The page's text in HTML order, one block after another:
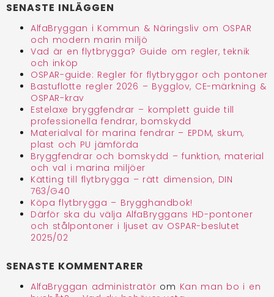
SENASTE INLÄGGEN
AlfaBryggan i Kommun & Näringsliv om OSPAR
och modern marin miljö
Vad är en flytbrygga? Guide om regler, teknik
och inköp
OSPAR-guide: Regler för flytbryggor och pontoner
Bastuflotte regler 2026 – Bygglov, CE-märkning &
OSPAR-krav
Estelaxe bryggfendrar – komplett guide till
professionella fendrar, bomskydd
Materialval för marina fendrar – EPDM, skum,
plast och PU jämförda
Bryggfendrar och bomskydd – funktion, material
och val i marina miljöer
Kätting till flytbrygga – rätt dimension, DIN
763/G40
Köpa flytbrygga – Brygghandbok!
Därför ska du välja AlfaBryggans HD-pontoner
och stålpontoner i ljuset av OSPAR-beslutet
2025/02
SENASTE KOMMENTARER
AlfaBryggan administratör om Kan man bo i en